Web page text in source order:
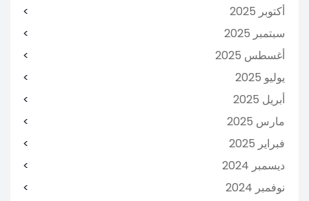
أكتوبر 2025
سبتمبر 2025
أغسطس 2025
يوليو 2025
أبريل 2025
مارس 2025
فبراير 2025
ديسمبر 2024
نوفمبر 2024